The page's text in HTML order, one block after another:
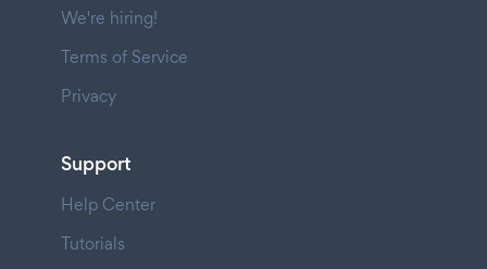
We're hiring!
Terms of Service
Privacy
Support
Help Center
Tutorials